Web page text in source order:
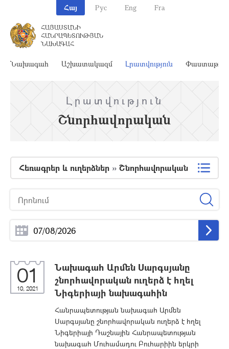
Հայ Рус Eng Fra
ՀԱՅԱՍՏԱՆԻ
ՀԱՆՐԱՊԵՏՈՒԹՅԱՆ
ՆԱԽԱԳԱՀ
Նախագահ Աշխատակազմ Լրատվություն
Լրատվություն
Շնորհավորական
Հեռագրեր և ուղերձներ » Շնորհավորական
01
10, 2021
Նախագահ Արմեն Սարգսյանը
շնորհավորական ուղերձ է հղել
Նիգերիայի նախագահին
Հանրապետության նախագահ Արմեն
Սարգսյանը շնորհավորական ուղերձ է հղել
Նիգերիայի Դաշնային Հանրապետության
նախագահ Մուհամադու Բուհարիին երկրի